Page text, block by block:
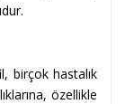
birçok hastalık
özellikle